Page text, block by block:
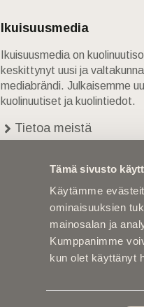
Tämä sivusto
Käytämme
ominaisuuksien
mainosalan ja
Kumppanimme
kun olet käyttänyt
Ikuisuusmedia
Ikuisuusmedia on
keskittynyt uusi ja
mediabrändi. Julkaisemme
kuolinuutiset ja kuolintiedot.
Tietoa meistä
Yhteystiedot